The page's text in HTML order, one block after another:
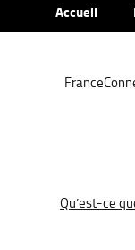
Accueil
Qu’est-ce